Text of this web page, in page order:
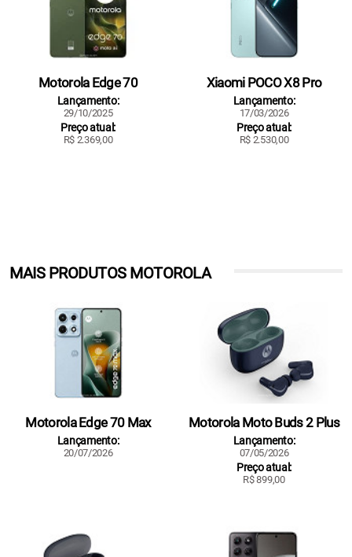
Motorola Edge 70
Lançamento:
29/10/2025
Preço atual:
R$ 2.369,00
Xiaomi POCO X8 Pro
Lançamento:
17/03/2026
Preço atual:
R$ 2.530,00
MAIS PRODUTOS MOTOROLA
Motorola Edge 70 Max
Lançamento:
20/07/2026
Motorola Moto Buds 2 Plus
Lançamento:
07/05/2026
Preço atual:
R$ 899,00